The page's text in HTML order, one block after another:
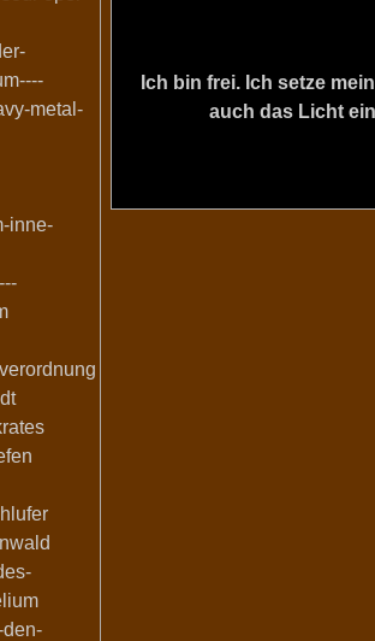
metal-
inne-
Ich bin frei. Ich setze
auch das Licht